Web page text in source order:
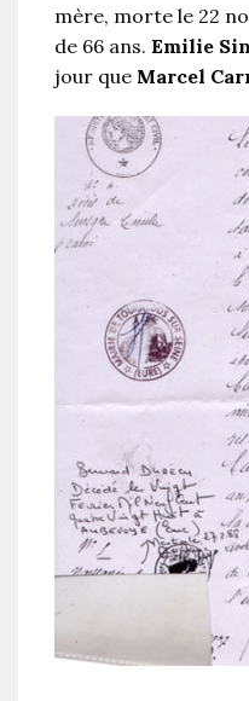
mère, morte le 22
de 66 ans. Emilie
jour que Marcel